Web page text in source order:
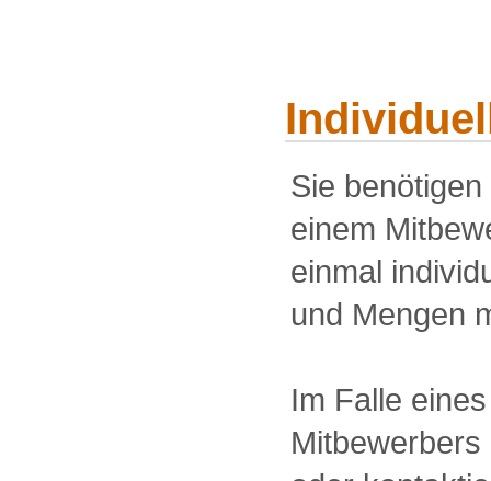
Sie
einem
einmal
und Mengen
Im Falle